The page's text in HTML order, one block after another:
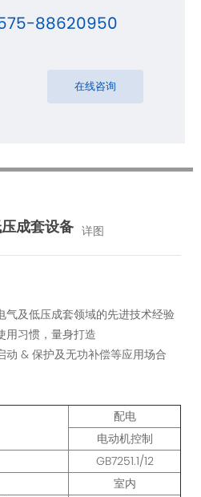
88620950
在线咨询
成套设备 详图
气及低压成套领域的先进技术经验
用习惯，量身打造
动 & 保护及无功补偿等应用场合
配电
电动机控制
GB7251.1/12
室内